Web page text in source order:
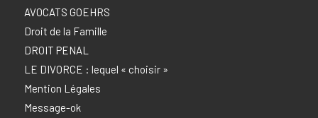
AVOCATS GOEHRS
Droit de la Famille
DROIT PENAL
LE DIVORCE : lequel « choisir »
Mention Légales
Message-ok